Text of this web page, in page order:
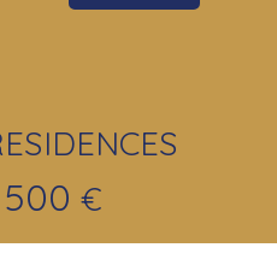
500 €